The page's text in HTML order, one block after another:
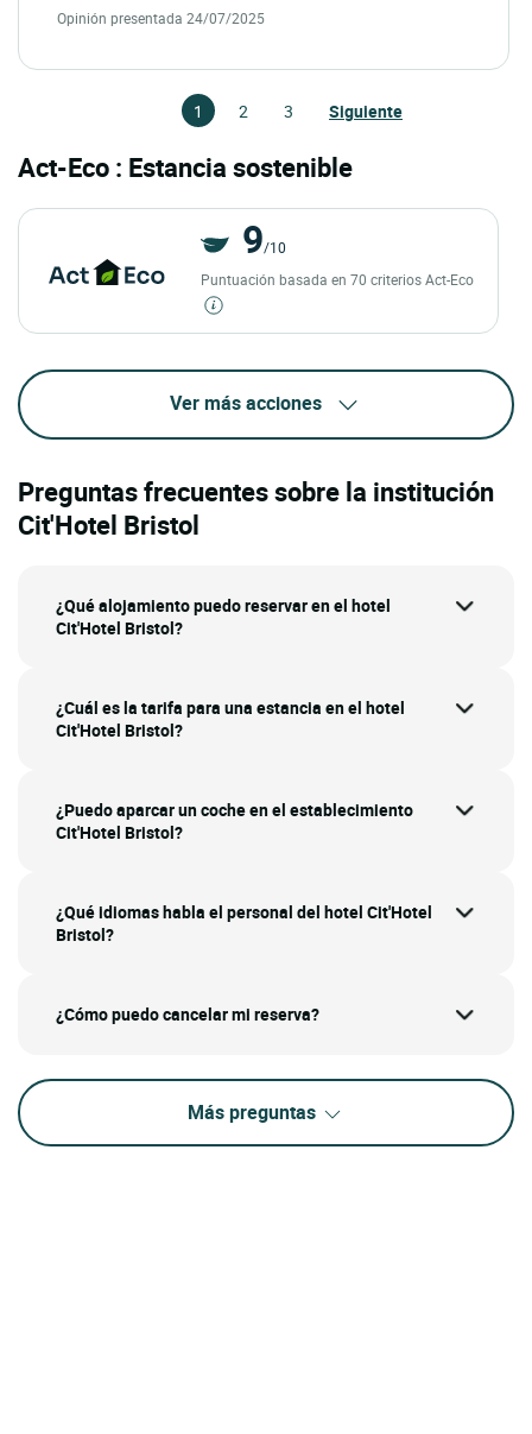
Opinión presentada 24/07/2025
1 2 3 Siguiente
Act-Eco : Estancia sostenible
9/10
Puntuación basada en 70 criterios Act-Eco
Ver más acciones
Preguntas frecuentes sobre la institución
Cit'Hotel Bristol
¿Qué alojamiento puedo reservar en el hotel
Cit'Hotel Bristol?
¿Cuál es la tarifa para una estancia en el hotel
Cit'Hotel Bristol?
¿Puedo aparcar un coche en el establecimiento
Cit'Hotel Bristol?
¿Qué idiomas habla el personal del hotel Cit'Hotel
Bristol?
¿Cómo puedo cancelar mi reserva?
Más preguntas